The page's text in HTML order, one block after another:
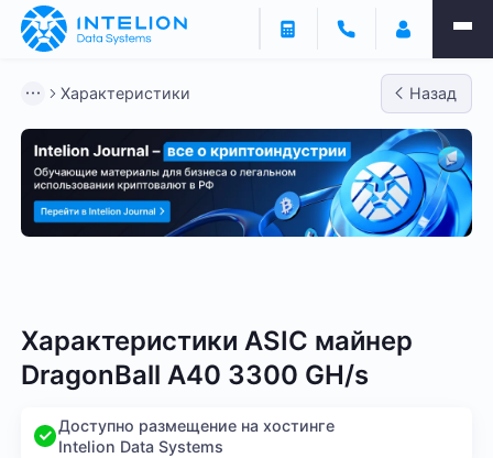
Характеристики Назад
Характеристики ASIC майнер
DragonBall A40 3300 GH/s
Доступно размещение на хостинге
Intelion Data Systems